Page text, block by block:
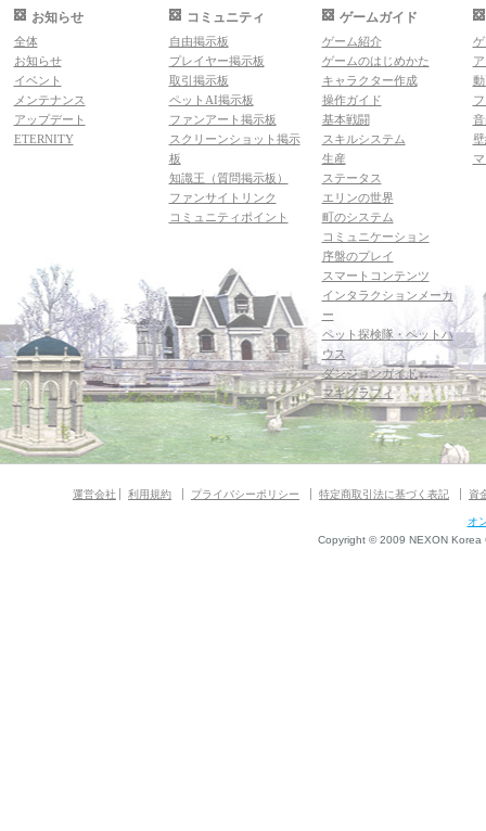
お知らせ
全体
お知らせ
イベント
メンテナンス
アップデート
ETERNITY
コミュニティ
自由掲示板
プレイヤー掲示板
取引掲示板
ペットAI掲示板
ファンアート掲示板
スクリーンショット掲示
板
知識王（質問掲示板）
ファンサイトリンク
コミュニティポイント
ゲームガイド
ゲーム紹介
ゲームのはじめかた
キャラクター作成
操作ガイド
基本戦闘
スキルシステム
生産
ステータス
エリンの世界
町のシステム
コミュニケーション
序盤のプレイ
スマートコンテンツ
インタラクションメーカ
ー
ペット探検隊・ペットハ
ウス
ダンジョンガイド
マギグラフィ
運営会社 利用規約 プライバシーポリシー 特定商取引法に基づく表記 資
オ
Copyright © 2009 NEXON Korea